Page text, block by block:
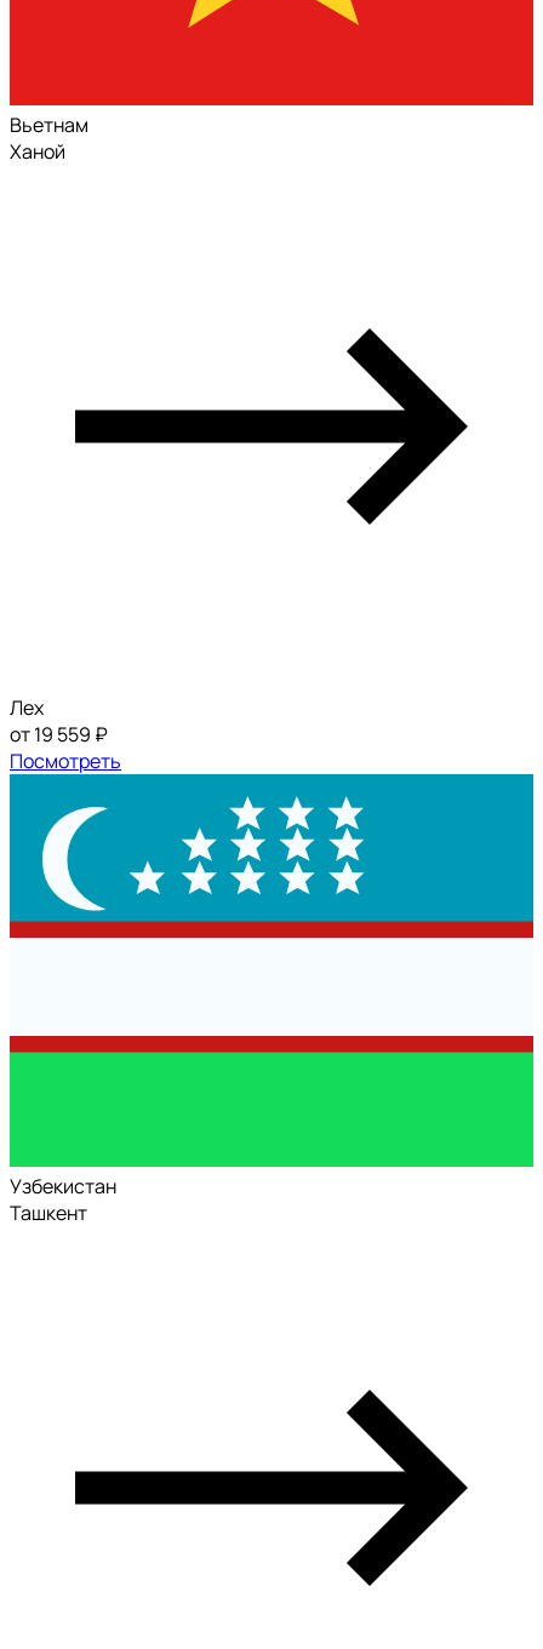
Вьетнам
Ханой
Лех
от 19 559 ₽
Посмотреть
Узбекистан
Ташкент